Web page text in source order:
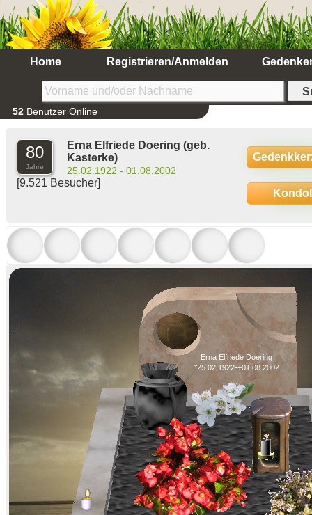
Home Registrieren/Anmelden
52 Benutzer Online
80
Jahre
Erna Elfriede Doering (geb.
Kasterke)
25.02.1922 - 01.08.2002
[9.521 Besucher]
Erna Elfriede Doering
*25.02.1922-+01.08.2002